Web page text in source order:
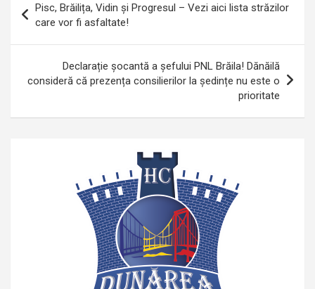
în
articole
Pisc, Brăilița, Vidin și Progresul – Vezi aici lista străzilor
care vor fi asfaltate!
Declarație șocantă a șefului PNL Brăila! Dănăilă
consideră că prezența consilierilor la ședințe nu este o
prioritate